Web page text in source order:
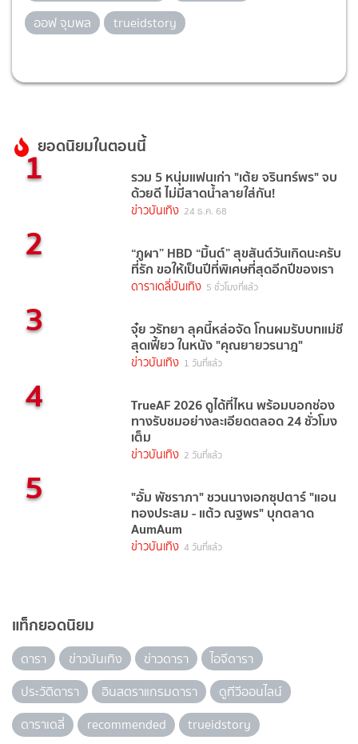
ออฟ จุมพล
trueidstory
ยอดนิยมในตอนนี้
1 รวม 5 หนุ่มแฟนเก่า "เต้ย จรินทร์พร" จบ
ด้วยดี ไม่มีสาดน้ำลายใส่กัน!
ข่าวบันเทิง 24 ธ.ค. 68
2 “ภูผา” HBD “มิ้นต์” สุขสันต์วันเกิดนะครับ
ที่รัก ขอให้เป็นปีที่พิเศษที่สุดอีกปีของเรา
ดาราเดลี่บันเทิง 5 ชั่วโมงที่แล้ว
3 จุ๋ย วรัทยา ลุคนี้หล่อจัด โกนผมรับบทแม่ชี
สุดเฟี้ยว ในหนัง "คุณยายวรนาฎ"
ข่าวบันเทิง 1 วันที่แล้ว
4 TrueAF 2026 ดูได้ที่ไหน พร้อมบอกช่อง
ทางรับชมอย่างละเอียดตลอด 24 ชั่วโมง
เต็ม
ข่าวบันเทิง 2 วันที่แล้ว
5 "อั้ม พัชราภา" ชวนนางเอกซุปตาร์ "แอน
ทองประสม - แต้ว ณฐพร" บุกตลาด
AumAum
ข่าวบันเทิง 4 วันที่แล้ว
แท็กยอดนิยม
ดารา ข่าวบันเทิง ข่าวดารา
ไอจีดารา
ประวัติดารา
อินสตราแกรมดารา
ดูทีวีออนไลน์
ดาราเดลี่
recommended trueidstory